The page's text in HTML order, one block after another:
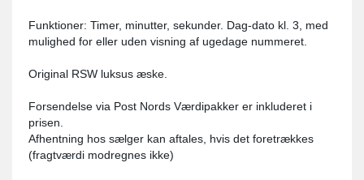
Funktioner: Timer, minutter, sekunder. Dag-dato kl. 3, med
mulighed for eller uden visning af ugedage nummeret.
Original RSW luksus æske.
Forsendelse via Post Nords Værdipakker er inkluderet i
prisen.
Afhentning hos sælger kan aftales, hvis det foretrækkes
(fragtværdi modregnes ikke)